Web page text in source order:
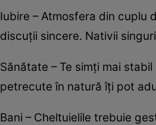
Iubire – Atmosfera din cuplu
discuții sincere. Nativii
Sănătate – Te simți mai
petrecute în natură îți pot
Bani – Cheltuielile trebuie